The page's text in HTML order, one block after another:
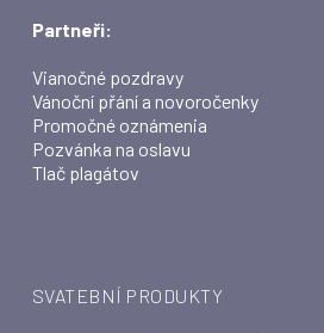
Partneři:
Vianočné pozdravy
Vánoční přání a novoročenky
Promočné oznámenia
Pozvánka na oslavu
Tlač plagátov
SVATEBNÍ PRODUKTY